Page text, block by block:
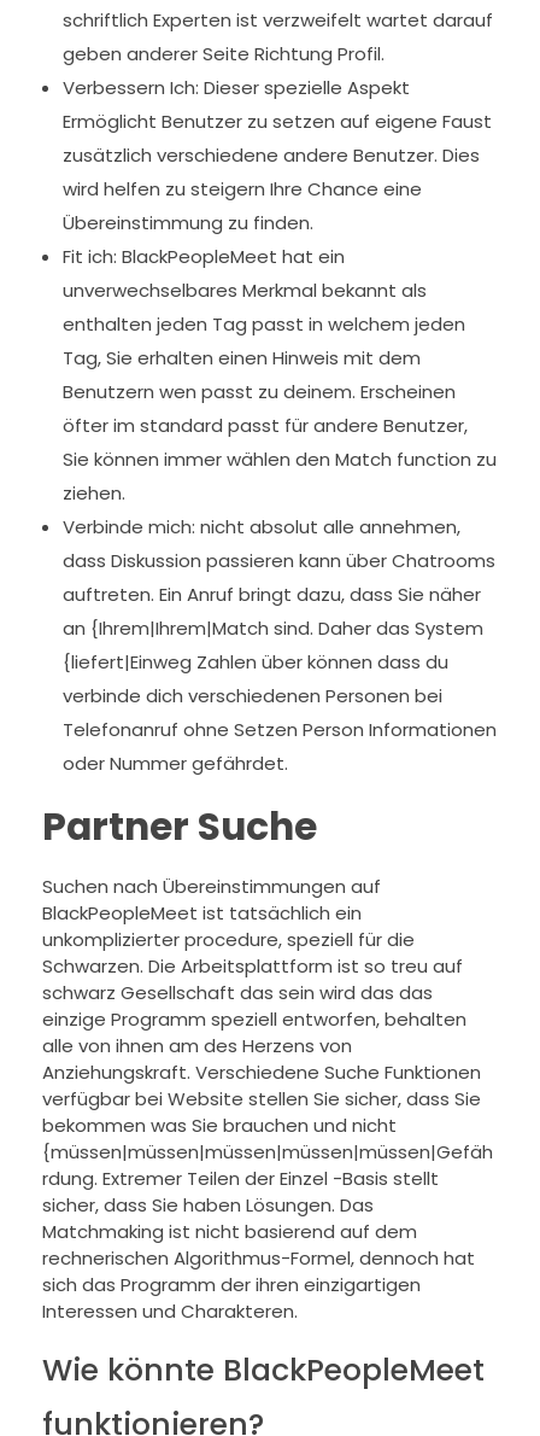
schriftlich Experten ist verzweifelt wartet darauf
geben anderer Seite Richtung Profil.
Verbessern Ich: Dieser spezielle Aspekt
Ermöglicht Benutzer zu setzen auf eigene Faust
zusätzlich verschiedene andere Benutzer. Dies
wird helfen zu steigern Ihre Chance eine
Übereinstimmung zu finden.
Fit ich: BlackPeopleMeet hat ein
unverwechselbares Merkmal bekannt als
enthalten jeden Tag passt in welchem jeden
Tag, Sie erhalten einen Hinweis mit dem
Benutzern wen passt zu deinem. Erscheinen
öfter im standard passt für andere Benutzer,
Sie können immer wählen den Match function zu
ziehen.
Verbinde mich: nicht absolut alle annehmen,
dass Diskussion passieren kann über Chatrooms
auftreten. Ein Anruf bringt dazu, dass Sie näher
an {Ihrem|Ihrem|Match sind. Daher das System
{liefert|Einweg Zahlen über können dass du
verbinde dich verschiedenen Personen bei
Telefonanruf ohne Setzen Person Informationen
oder Nummer gefährdet.
Partner Suche
Suchen nach Übereinstimmungen auf
BlackPeopleMeet ist tatsächlich ein
unkomplizierter procedure, speziell für die
Schwarzen. Die Arbeitsplattform ist so treu auf
schwarz Gesellschaft das sein wird das das
einzige Programm speziell entworfen, behalten
alle von ihnen am des Herzens von
Anziehungskraft. Verschiedene Suche Funktionen
verfügbar bei Website stellen Sie sicher, dass Sie
bekommen was Sie brauchen und nicht
{müssen|müssen|müssen|müssen|müssen|Gefäh
rdung. Extremer Teilen der Einzel -Basis stellt
sicher, dass Sie haben Lösungen. Das
Matchmaking ist nicht basierend auf dem
rechnerischen Algorithmus-Formel, dennoch hat
sich das Programm der ihren einzigartigen
Interessen und Charakteren.
Wie könnte BlackPeopleMeet
funktionieren?